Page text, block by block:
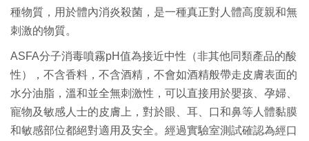
種物質，用於體內消炎殺菌， 是一種真正對人體高度親和無
刺激的物質。
ASFA分子消毒噴霧pH值為接近中性（非其他同類產品的酸
性）
，不含香料，不含酒精， 不會如酒精般帶走皮膚表面的
水分油脂 ，溫和並全無刺激性，可以直接用於嬰孩、孕婦、
寵物及敏感人士的皮膚上，對於眼、耳、 口和鼻等人體黏膜
和敏感部位都絕對適用及安全。 經過實驗室測試確認為經口